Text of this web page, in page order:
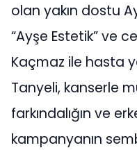
olan yakın dostu
“Ayşe Estetik” ve
Kaçmaz ile hasta
Tanyeli, kanserle
farkındalığın ve
kampanyanın